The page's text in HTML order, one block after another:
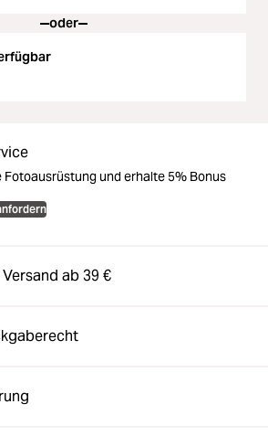
oder
Fotoausrüstung und erhalte 5% Bonus
ab 39 €